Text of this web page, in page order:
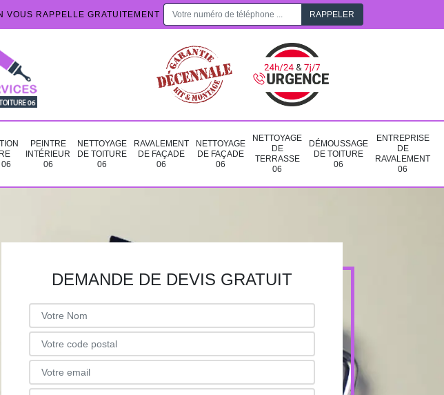
VOUS RAPPELLE GRATUITEMENT
PEINTRE
INTÉRIEUR
06
NETTOYAGE
DE TOITURE
06
RAVALEMENT
DE FAÇADE
06
NETTOYAGE
DE FAÇADE
06
NETTOYAGE
DE
TERRASSE
06
DÉMOUSSAGE
DE TOITURE
06
ENTREPRISE
DE
RAVALEMENT
06
DEMANDE DE DEVIS GRATUIT